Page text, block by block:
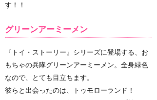
す！！
グリーンアーミーメン
『トイ・ストーリー』シリーズに登場する、お
もちゃの兵隊グリーンアーミーメン。全身緑色
なので、とても目立ちます。
彼らと出会ったのは、トゥモローランド！